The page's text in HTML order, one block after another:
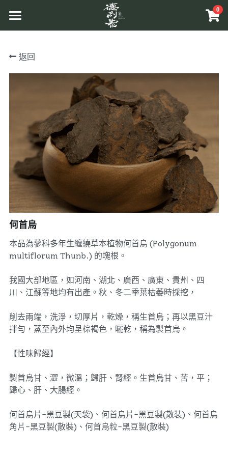
0
首頁
品牌介紹
溯源管理
原相工法
中草藥原料
辛香料植物
原草入茶
原香提味
原相養生
互動體驗
關於活動
更多資訊
相關報導
相關網站
Facebook
搜索
返回
何首烏
本品為蓼科多年生纏繞草本植物何首烏 (Polygonum
multiflorum Thunb.) 的塊根。
我國大部地區，如河南、湖北、廣西、廣東、貴州、四
川、江蘇等地均有出產。秋、冬二季葉枯萎時採挖，
削去兩端，洗淨，切厚片，乾燥，稱生首烏；再以黑豆汁
拌勻，蒸至內外均呈棕褐色，曬乾，稱為製首烏。
【性味歸經】
製首烏甘、澀，微溫；歸肝、腎經。生首烏甘、苦，平；
歸心、肝、大腸經。
何首烏片-黑豆製(天袋)、何首烏片-黑豆製(散裝)、何首烏
角片-黑豆製(散裝)、何首烏粒-黑豆製(散裝)
×
商品分類
所有商品分類